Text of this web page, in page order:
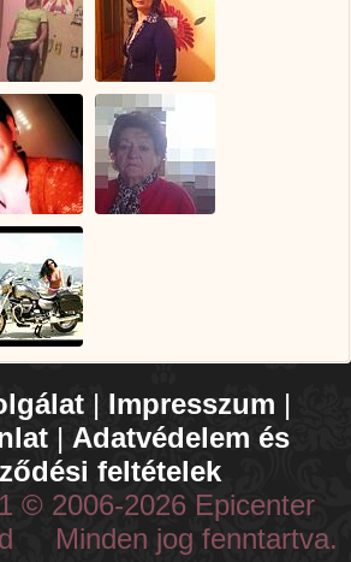
| Impresszum |
| Adatvédelem és
feltételek
© 2006-2026 Epicenter
Minden jog fenntartva.